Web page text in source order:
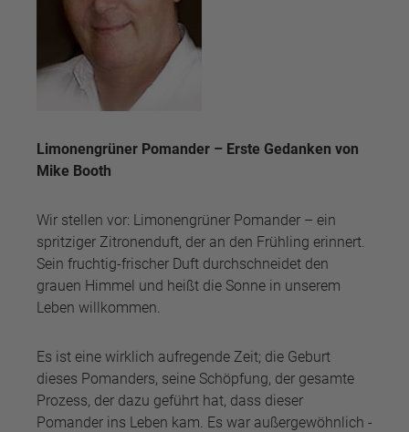
Limonengrüner Pomander – Erste Gedanken von
Mike Booth
Wir stellen vor: Limonengrüner Pomander – ein
spritziger Zitronenduft, der an den Frühling erinnert.
Sein fruchtig-frischer Duft durchschneidet den
grauen Himmel und heißt die Sonne in unserem
Leben willkommen.
Es ist eine wirklich aufregende Zeit; die Geburt
dieses Pomanders, seine Schöpfung, der gesamte
Prozess, der dazu geführt hat, dass dieser
Pomander ins Leben kam. Es war außergewöhnlich -